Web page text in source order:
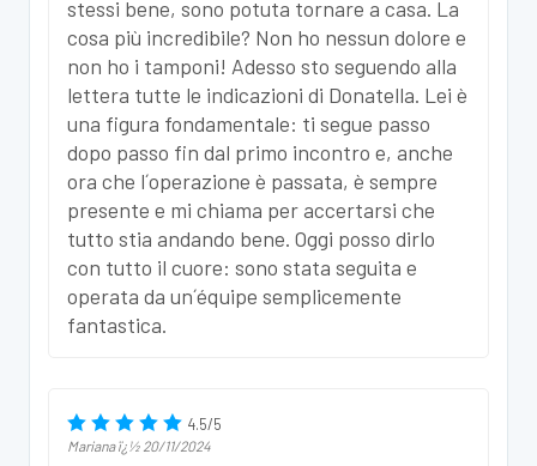
stessi bene, sono potuta tornare a casa. La
cosa più incredibile? Non ho nessun dolore e
non ho i tamponi! Adesso sto seguendo alla
lettera tutte le indicazioni di Donatella. Lei è
una figura fondamentale: ti segue passo
dopo passo fin dal primo incontro e, anche
ora che l´operazione è passata, è sempre
presente e mi chiama per accertarsi che
tutto stia andando bene. Oggi posso dirlo
con tutto il cuore: sono stata seguita e
operata da un´équipe semplicemente
fantastica.
4.5/5
Marianaï¿½ 20/11/2024